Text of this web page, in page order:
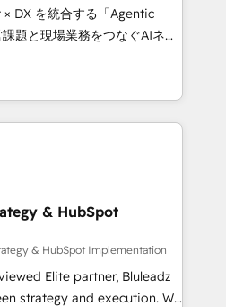
DX を統合する「Agentic
して、HubSpot Eliteの実装
す。 💡 100inc は何
を共通基盤に、AIエージェン
ント業務（マーケティング・営
。事業部・グループ会社・部
通基盤に再構築します。意
者に並走します。 1️⃣
顧客データの一元化から、
まで。全Hub統合運用、デー
のCRM統合に対応します。
& HubSpot
& HubSpot Implementation
Elite partner, Bluleadz
strategy and execution. We